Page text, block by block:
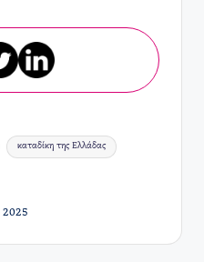
καταδίκη της Ελλάδας
2025